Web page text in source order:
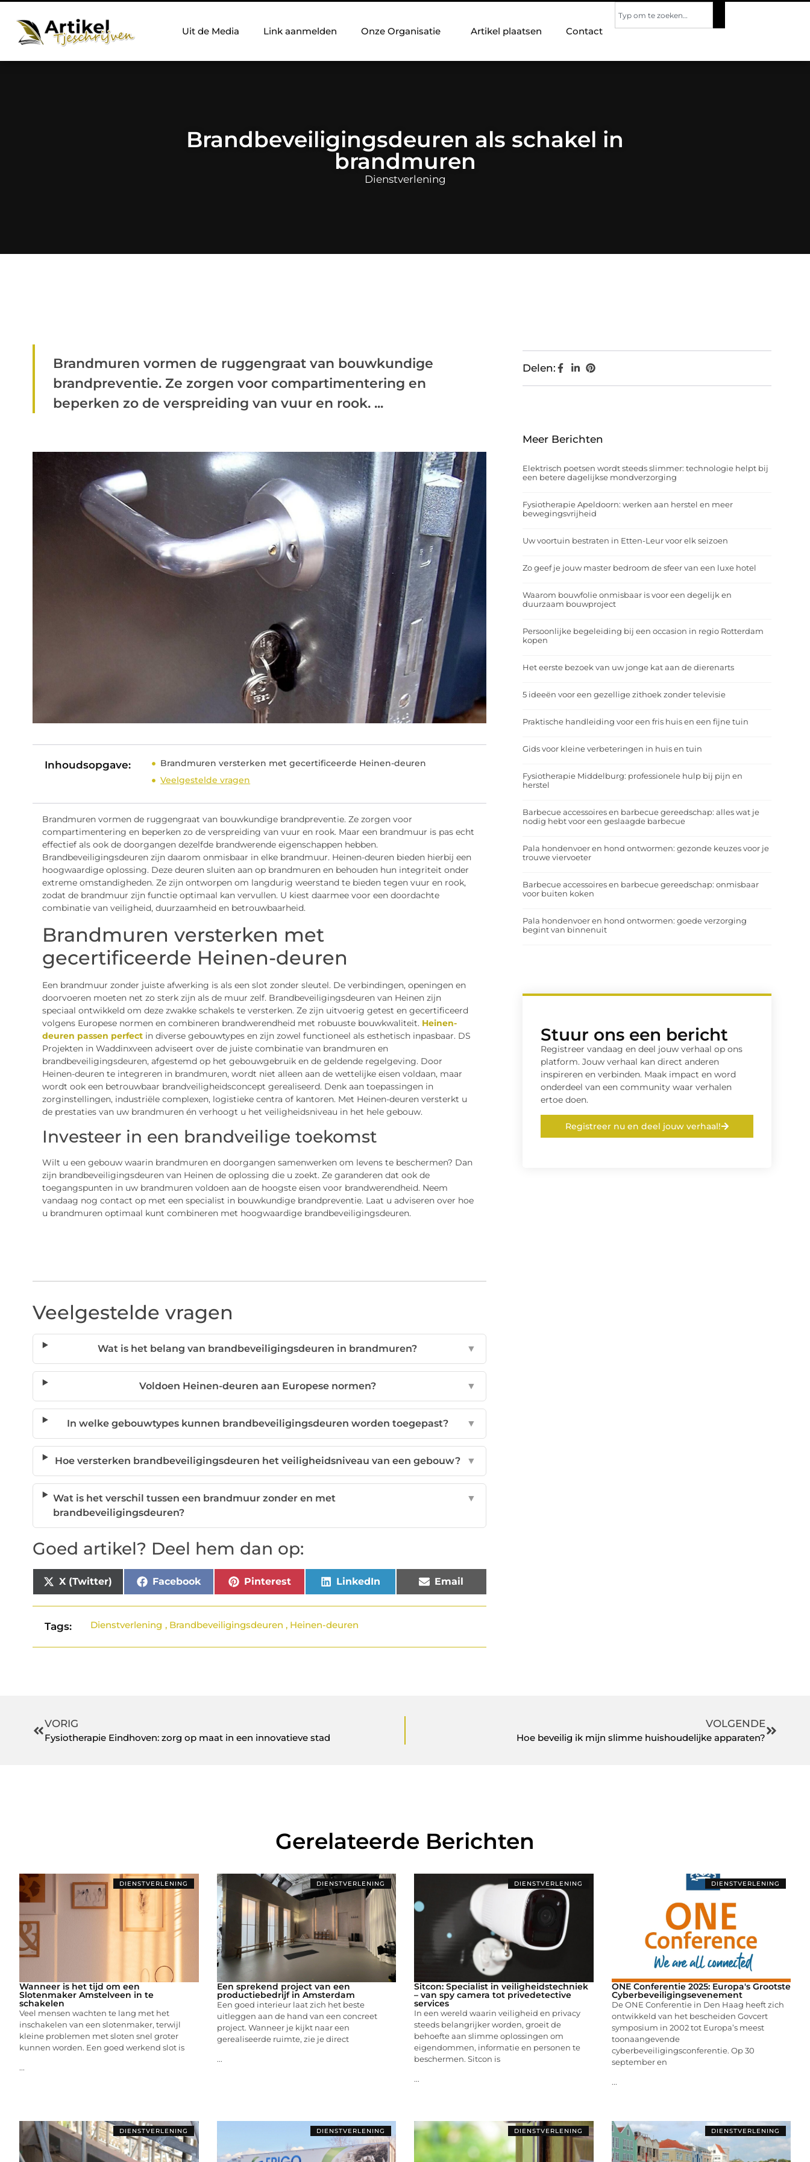
Uit de Media Link aanmelden Onze Organisatie Artikel plaatsen Contact
Brandbeveiligingsdeuren als schakel in
brandmuren
Dienstverlening
Brandmuren vormen de ruggengraat van bouwkundige
brandpreventie. Ze zorgen voor compartimentering en
beperken zo de verspreiding van vuur en rook. ...
Inhoudsopgave:
Brandmuren versterken met gecertificeerde Heinen-deuren
Veelgestelde vragen
Brandmuren vormen de ruggengraat van bouwkundige brandpreventie. Ze zorgen voor
compartimentering en beperken zo de verspreiding van vuur en rook. Maar een brandmuur is pas echt
effectief als ook de doorgangen dezelfde brandwerende eigenschappen hebben.
Brandbeveiligingsdeuren zijn daarom onmisbaar in elke brandmuur. Heinen-deuren bieden hierbij een
hoogwaardige oplossing. Deze deuren sluiten aan op brandmuren en behouden hun integriteit onder
extreme omstandigheden. Ze zijn ontworpen om langdurig weerstand te bieden tegen vuur en rook,
zodat de brandmuur zijn functie optimaal kan vervullen. U kiest daarmee voor een doordachte
combinatie van veiligheid, duurzaamheid en betrouwbaarheid.
Brandmuren versterken met
gecertificeerde Heinen-deuren
Een brandmuur zonder juiste afwerking is als een slot zonder sleutel. De verbindingen, openingen en
doorvoeren moeten net zo sterk zijn als de muur zelf. Brandbeveiligingsdeuren van Heinen zijn
speciaal ontwikkeld om deze zwakke schakels te versterken. Ze zijn uitvoerig getest en gecertificeerd
volgens Europese normen en combineren brandwerendheid met robuuste bouwkwaliteit. Heinen-
deuren passen perfectin diverse gebouwtypes en zijn zowel functioneel als esthetisch inpasbaar. DS
Projekten in Waddinxveen adviseert over de juiste combinatie van brandmuren en
brandbeveiligingsdeuren, afgestemd op het gebouwgebruik en de geldende regelgeving. Door
Heinen-deuren te integreren in brandmuren, wordt niet alleen aan de wettelijke eisen voldaan, maar
wordt ook een betrouwbaar brandveiligheidsconcept gerealiseerd. Denk aan toepassingen in
zorginstellingen, industriële complexen, logistieke centra of kantoren. Met Heinen-deuren versterkt u
de prestaties van uw brandmuren én verhoogt u het veiligheidsniveau in het hele gebouw.
Investeer in een brandveilige toekomst
Wilt u een gebouw waarin brandmuren en doorgangen samenwerken om levens te beschermen? Dan
zijn brandbeveiligingsdeuren van Heinen de oplossing die u zoekt. Ze garanderen dat ook de
toegangspunten in uw brandmuren voldoen aan de hoogste eisen voor brandwerendheid. Neem
vandaag nog contact op met een specialist in bouwkundige brandpreventie. Laat u adviseren over hoe
u brandmuren optimaal kunt combineren met hoogwaardige brandbeveiligingsdeuren.
Veelgestelde vragen
Wat is het belang van brandbeveiligingsdeuren in brandmuren? ▼
Voldoen Heinen-deuren aan Europese normen? ▼
In welke gebouwtypes kunnen brandbeveiligingsdeuren worden toegepast? ▼
Hoe versterken brandbeveiligingsdeuren het veiligheidsniveau van een gebouw? ▼
Wat is het verschil tussen een brandmuur zonder en met
brandbeveiligingsdeuren?
▼
Goed artikel? Deel hem dan op:
X (Twitter) Facebook Pinterest LinkedIn Email
Tags: Dienstverlening , Brandbeveiligingsdeuren , Heinen-deuren
Delen:
Meer Berichten
Elektrisch poetsen wordt steeds slimmer: technologie helpt bij
een betere dagelijkse mondverzorging
Fysiotherapie Apeldoorn: werken aan herstel en meer
bewegingsvrijheid
Uw voortuin bestraten in Etten-Leur voor elk seizoen
Zo geef je jouw master bedroom de sfeer van een luxe hotel
Waarom bouwfolie onmisbaar is voor een degelijk en
duurzaam bouwproject
Persoonlijke begeleiding bij een occasion in regio Rotterdam
kopen
Het eerste bezoek van uw jonge kat aan de dierenarts
5 ideeën voor een gezellige zithoek zonder televisie
Praktische handleiding voor een fris huis en een fijne tuin
Gids voor kleine verbeteringen in huis en tuin
Fysiotherapie Middelburg: professionele hulp bij pijn en
herstel
Barbecue accessoires en barbecue gereedschap: alles wat je
nodig hebt voor een geslaagde barbecue
Pala hondenvoer en hond ontwormen: gezonde keuzes voor je
trouwe viervoeter
Barbecue accessoires en barbecue gereedschap: onmisbaar
voor buiten koken
Pala hondenvoer en hond ontwormen: goede verzorging
begint van binnenuit
Stuur ons een bericht
Registreer vandaag en deel jouw verhaal op ons
platform. Jouw verhaal kan direct anderen
inspireren en verbinden. Maak impact en word
onderdeel van een community waar verhalen
ertoe doen.
Registreer nu en deel jouw verhaal!
VORIG
Fysiotherapie Eindhoven: zorg op maat in een innovatieve stad
VOLGENDE
Hoe beveilig ik mijn slimme huishoudelijke apparaten?
Gerelateerde Berichten
DIENSTVERLENING
Wanneer is het tijd om een
Slotenmaker Amstelveen in te
schakelen
Veel mensen wachten te lang met het
inschakelen van een slotenmaker, terwijl
kleine problemen met sloten snel groter
kunnen worden. Een goed werkend slot is
...
DIENSTVERLENING
Een sprekend project van een
productiebedrijf in Amsterdam
Een goed interieur laat zich het beste
uitleggen aan de hand van een concreet
project. Wanneer je kijkt naar een
gerealiseerde ruimte, zie je direct
...
DIENSTVERLENING
Sitcon: Specialist in veiligheidstechniek
– van spy camera tot privedetective
services
In een wereld waarin veiligheid en privacy
steeds belangrijker worden, groeit de
behoefte aan slimme oplossingen om
eigendommen, informatie en personen te
beschermen. Sitcon is
...
DIENSTVERLENING
ONE Conferentie 2025: Europa's Grootste
Cyberbeveiligingsevenement
De ONE Conferentie in Den Haag heeft zich
ontwikkeld van het bescheiden Govcert
symposium in 2002 tot Europa’s meest
toonaangevende
cyberbeveiligingsconferentie. Op 30
september en
...
DIENSTVERLENING DIENSTVERLENING DIENSTVERLENING DIENSTVERLENING